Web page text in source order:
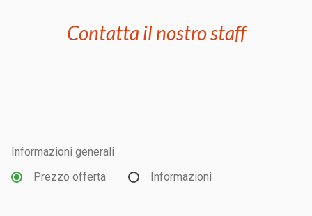
Contatta il nostro staff
Informazioni generali
Prezzo offerta
Informazioni